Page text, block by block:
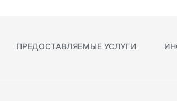
ПРЕДОСТАВЛЯЕМЫЕ УСЛУГИ